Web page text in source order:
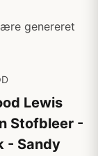
genereret
Lewis
Stofbleer -
- Sandy